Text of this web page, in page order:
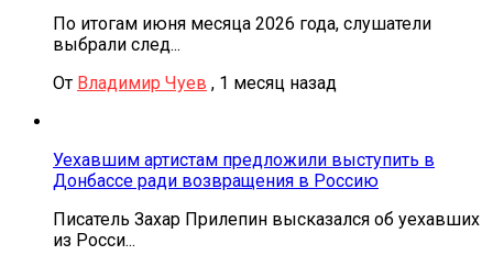
По итогам июня месяца 2026 года, слушатели
выбрали след...
От Владимир Чуев , 1 месяц назад
Уехавшим артистам предложили выступить в
Донбассе ради возвращения в Россию
Писатель Захар Прилепин высказался об уехавших
из Росси...